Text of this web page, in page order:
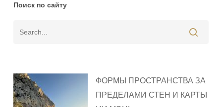
Поиск по сайту
ФОРМЫ ПРОСТРАНСТВА ЗА
ПРЕДЕЛАМИ СТЕН И КАРТЫ